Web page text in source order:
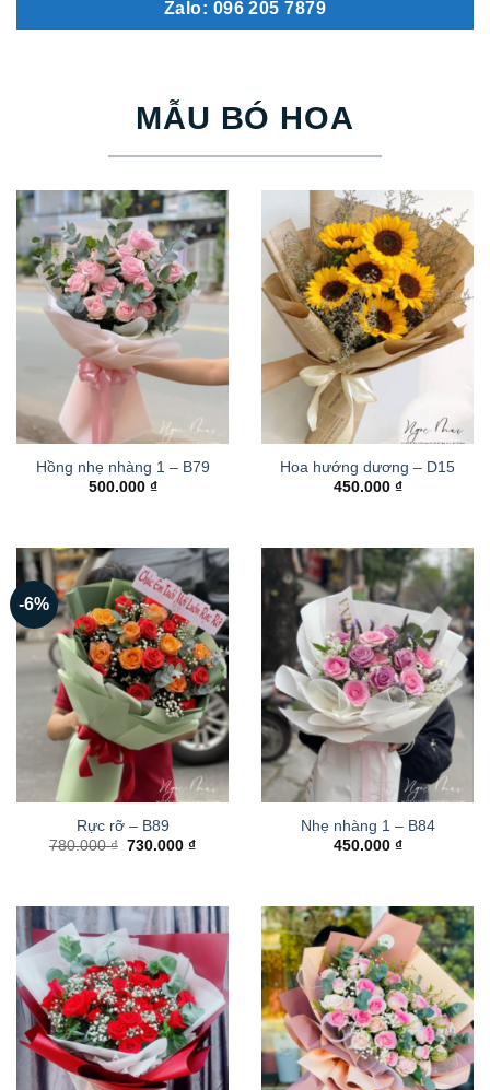
Zalo: 096 205 7879
MẪU BÓ HOA
Hồng nhẹ nhàng 1 – B79
500.000 ₫
Hoa hướng dương – D15
450.000 ₫
-6%
Rực rỡ – B89
780.000₫ Giá
730.000₫Giá
Nhẹ nhàng 1 – B84
450.000 ₫